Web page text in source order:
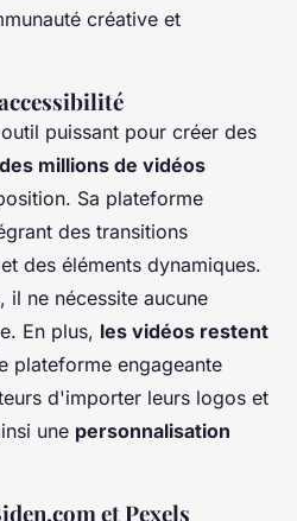
créative et
puissant pour créer des
des millions de vidéos
Sa plateforme
des transitions
des éléments dynamiques.
il ne nécessite aucune
En plus, les vidéos restent
plateforme engageante
d'importer leurs logos et
une personnalisation
et Pexels